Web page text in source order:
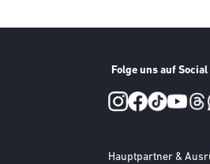
Folge uns auf
Hauptpartner &